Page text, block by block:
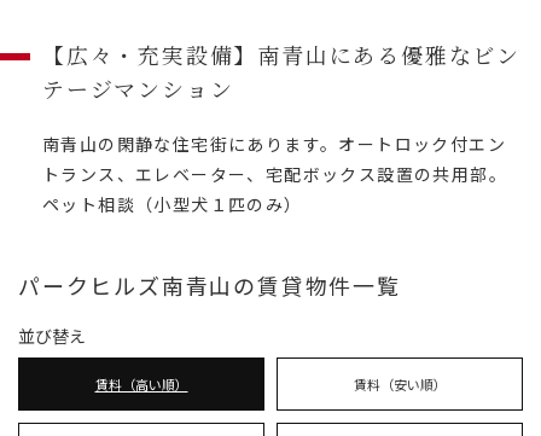
【広々・充実設備】南青山にある優雅なビン
テージマンション
南青山の閑静な住宅街にあります。オートロック付エン
トランス、エレベーター、宅配ボックス設置の共用部。
ペット相談（小型犬１匹のみ）
パークヒルズ南青山の賃貸物件一覧
並び替え
賃料（高い順） 賃料（安い順）